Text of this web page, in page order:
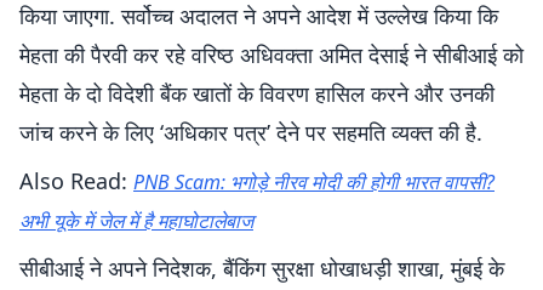
किया जाएगा. सर्वोच्च अदालत ने अपने आदेश में उल्लेख किया कि
मेहता की पैरवी कर रहे वरिष्ठ अधिवक्ता अमित देसाई ने सीबीआई को
मेहता के दो विदेशी बैंक खातों के विवरण हासिल करने और उनकी
जांच करने के लिए ‘अधिकार पत्र’ देने पर सहमति व्यक्त की है.
Also Read: PNB Scam: भगोड़े नीरव मोदी की होगी भारत वापसी?
अभी यूके में जेल में है महाघोटालेबाज
सीबीआई ने अपने निदेशक, बैंकिंग सुरक्षा धोखाधड़ी शाखा, मुंबई के